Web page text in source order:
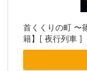
首くくりの町 〜
籍】[ 夜行列車 ]